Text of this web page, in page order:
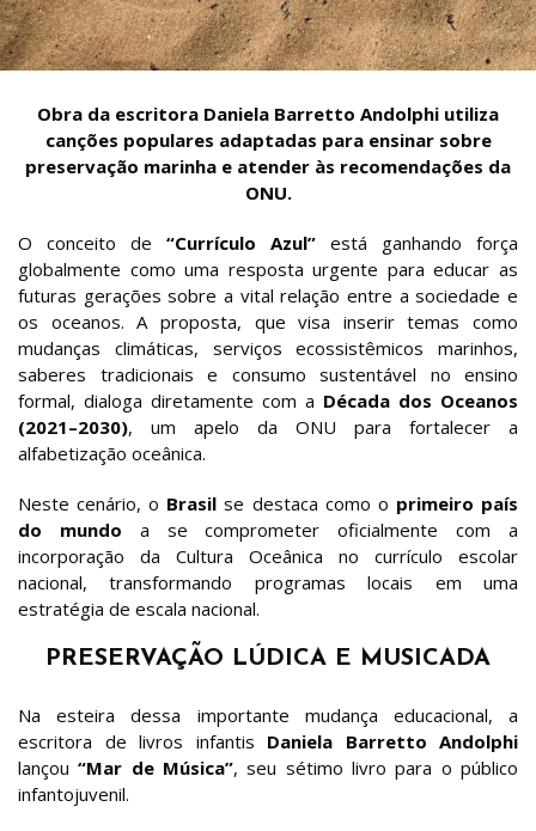
Obra da escritora Daniela Barretto Andolphi utiliza
canções populares adaptadas para ensinar sobre
preservação marinha e atender às recomendações da
ONU.
O conceito de “Currículo Azul” está ganhando força
globalmente como uma resposta urgente para educar as
futuras gerações sobre a vital relação entre a sociedade e
os oceanos. A proposta, que visa inserir temas como
mudanças climáticas, serviços ecossistêmicos marinhos,
saberes tradicionais e consumo sustentável no ensino
formal, dialoga diretamente com a Década dos Oceanos
(2021–2030), um apelo da ONU para fortalecer a
alfabetização oceânica.
Neste cenário, o Brasil se destaca como o primeiro país
do mundo a se comprometer oficialmente com a
incorporação da Cultura Oceânica no currículo escolar
nacional, transformando programas locais em uma
estratégia de escala nacional.
PRESERVAÇÃO LÚDICA E MUSICADA
Na esteira dessa importante mudança educacional, a
escritora de livros infantis Daniela Barretto Andolphi
lançou“Mar de Música”, seu sétimo livro para o público
infantojuvenil.